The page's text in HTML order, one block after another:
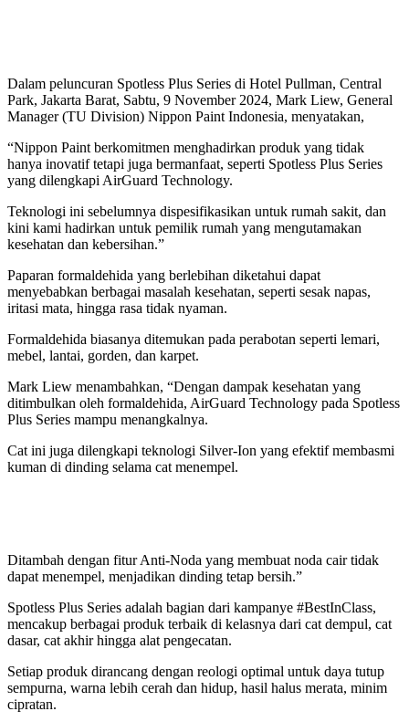
Dalam peluncuran Spotless Plus Series di Hotel Pullman, Central
Park, Jakarta Barat, Sabtu, 9 November 2024, Mark Liew, General
Manager (TU Division) Nippon Paint Indonesia, menyatakan,
“Nippon Paint berkomitmen menghadirkan produk yang tidak
hanya inovatif tetapi juga bermanfaat, seperti Spotless Plus Series
yang dilengkapi AirGuard Technology.
Teknologi ini sebelumnya dispesifikasikan untuk rumah sakit, dan
kini kami hadirkan untuk pemilik rumah yang mengutamakan
kesehatan dan kebersihan.”
Paparan formaldehida yang berlebihan diketahui dapat
menyebabkan berbagai masalah kesehatan, seperti sesak napas,
iritasi mata, hingga rasa tidak nyaman.
Formaldehida biasanya ditemukan pada perabotan seperti lemari,
mebel, lantai, gorden, dan karpet.
Mark Liew menambahkan, “Dengan dampak kesehatan yang
ditimbulkan oleh formaldehida, AirGuard Technology pada Spotless
Plus Series mampu menangkalnya.
Cat ini juga dilengkapi teknologi Silver-Ion yang efektif membasmi
kuman di dinding selama cat menempel.
Ditambah dengan fitur Anti-Noda yang membuat noda cair tidak
dapat menempel, menjadikan dinding tetap bersih.”
Spotless Plus Series adalah bagian dari kampanye #BestInClass,
mencakup berbagai produk terbaik di kelasnya dari cat dempul, cat
dasar, cat akhir hingga alat pengecatan.
Setiap produk dirancang dengan reologi optimal untuk daya tutup
sempurna, warna lebih cerah dan hidup, hasil halus merata, minim
cipratan.